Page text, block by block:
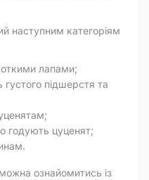
наступним категоріям
лапами;
підшерстя та
годують цуценят;
ознайомитись із